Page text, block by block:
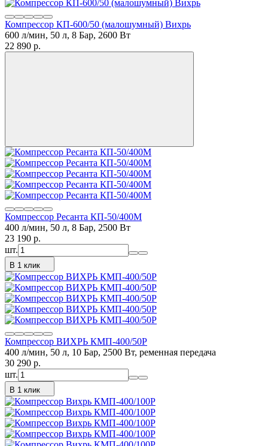
Компрессор КП-600/50 (малошумный) Вихрь
600 л/мин, 50 л, 8 Бар, 2600 Вт
22 890 p.
Компрессор Ресанта КП-50/400М
400 л/мин, 50 л, 8 Бар, 2500 Вт
23 190 p.
шт.
В 1 клик
Компрессор ВИХРЬ КМП-400/50Р
400 л/мин, 50 л, 10 Бар, 2500 Вт, ременная передача
30 290 p.
шт.
В 1 клик